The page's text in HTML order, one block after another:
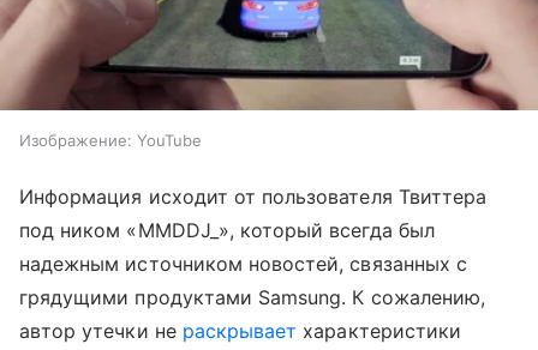
Изображение: YouTube
Информация исходит от пользователя Твиттера
под ником «MMDDJ_», который всегда был
надежным источником новостей, связанных с
грядущими продуктами Samsung. К сожалению,
автор утечки не раскрывает характеристики